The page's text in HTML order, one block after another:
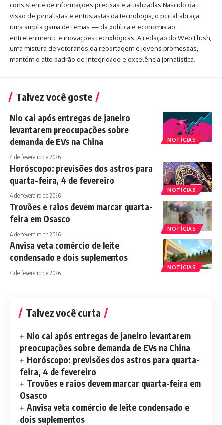
consistente de informações precisas e atualizadas.Nascido da
visão de jornalistas e entusiastas da tecnologia, o portal abraça
uma ampla gama de temas — da política e economia ao
entretenimento e inovações tecnológicas. A redação do Web Flush,
uma mistura de veteranos da reportagem e jovens promessas,
mantém o alto padrão de integridade e excelência jornalística.
Talvez você goste
NOTÍCIAS
Nio cai após entregas de janeiro
levantarem preocupações sobre
demanda de EVs na China
4 de fevereiro de 2026
NOTÍCIAS
Horóscopo: previsões dos astros para
quarta-feira, 4 de fevereiro
4 de fevereiro de 2026
NOTÍCIAS
Trovões e raios devem marcar quarta-
feira em Osasco
4 de fevereiro de 2026
NOTÍCIAS
Anvisa veta comércio de leite
condensado e dois suplementos
4 de fevereiro de 2026
Talvez você curta
Nio cai após entregas de janeiro levantarem
preocupações sobre demanda de EVs na China
Horóscopo: previsões dos astros para quarta-
feira, 4 de fevereiro
Trovões e raios devem marcar quarta-feira em
Osasco
Anvisa veta comércio de leite condensado e
dois suplementos